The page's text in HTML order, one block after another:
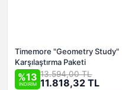
Timemore "Geometry Study"
Karşılaştırma Paketi
%13
İNDİRİM
13.594,00 TL
11.818,32 TL